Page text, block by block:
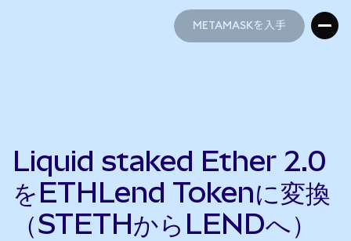
METAMASKを入手
Liquid staked Ether 2.0
をETHLend Tokenに変換
（STETHからLENDへ）